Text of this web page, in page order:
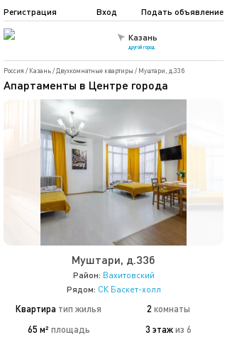
Казань
другой город
Подать объявление
Регистрация Вход
Россия / Казань/ Двухкомнатные квартиры / Муштари, д.33б
Апартаменты в Центре города
Муштари, д.33б
Район: Вахитовский
Рядом: СК Баскет-холл
Квартира тип жилья 2 комнаты
65 м² площадь 3 этажиз 6